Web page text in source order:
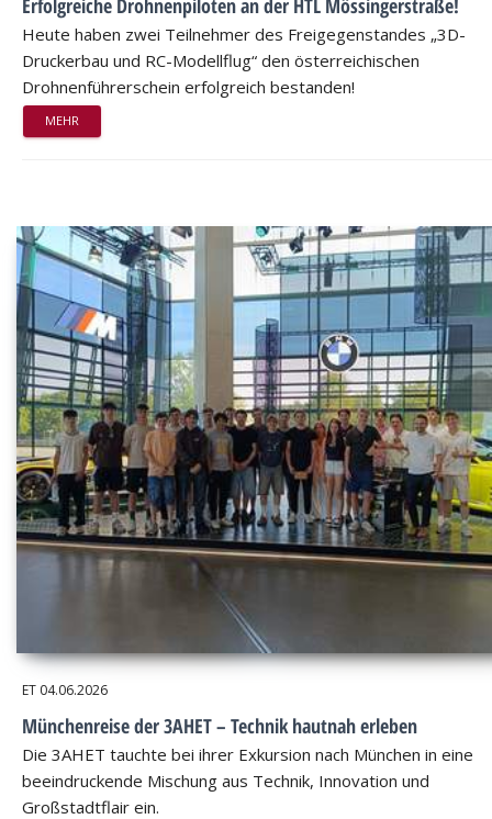
Erfolgreiche Drohnenpiloten an der HTL Mössingerstraße!
Heute haben zwei Teilnehmer des Freigegenstandes „3D-
Druckerbau und RC-Modellflug“ den österreichischen
Drohnenführerschein erfolgreich bestanden!
MEHR
ET 04.06.2026
Münchenreise der 3AHET – Technik hautnah erleben
Die 3AHET tauchte bei ihrer Exkursion nach München in eine
beeindruckende Mischung aus Technik, Innovation und
Großstadtflair ein.